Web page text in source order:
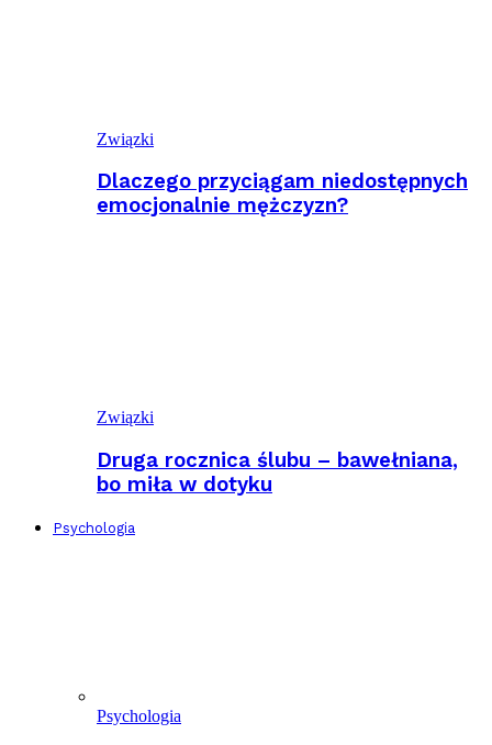
Związki
Dlaczego przyciągam niedostępnych
emocjonalnie mężczyzn?
Związki
Druga rocznica ślubu – bawełniana,
bo miła w dotyku
Psychologia
Psychologia